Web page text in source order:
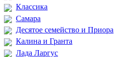
Классика
Самара
Десятое семейство и Приора
Калина и Гранта
Лада Ларгус